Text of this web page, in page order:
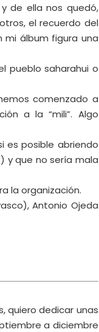
de ella nos quedó,
el recuerdo del
álbum figura una
pueblo saharahui o
comenzado a
a la “mili”. Algo
es posible abriendo
y que no sería mala
la organización.
Antonio Ojeda
quiero dedicar unas
a diciembre